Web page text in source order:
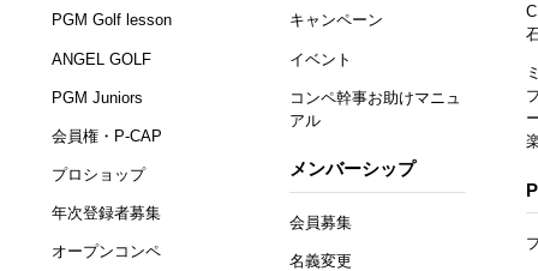
PGM Golf lesson
ANGEL GOLF
PGM Juniors
会員権・P-CAP
プロショップ
年次登録者募集
オープンコンペ
キャンペーン
イベント
コンペ幹事お助けマニュ
アル
メンバーシップ
会員募集
名義変更